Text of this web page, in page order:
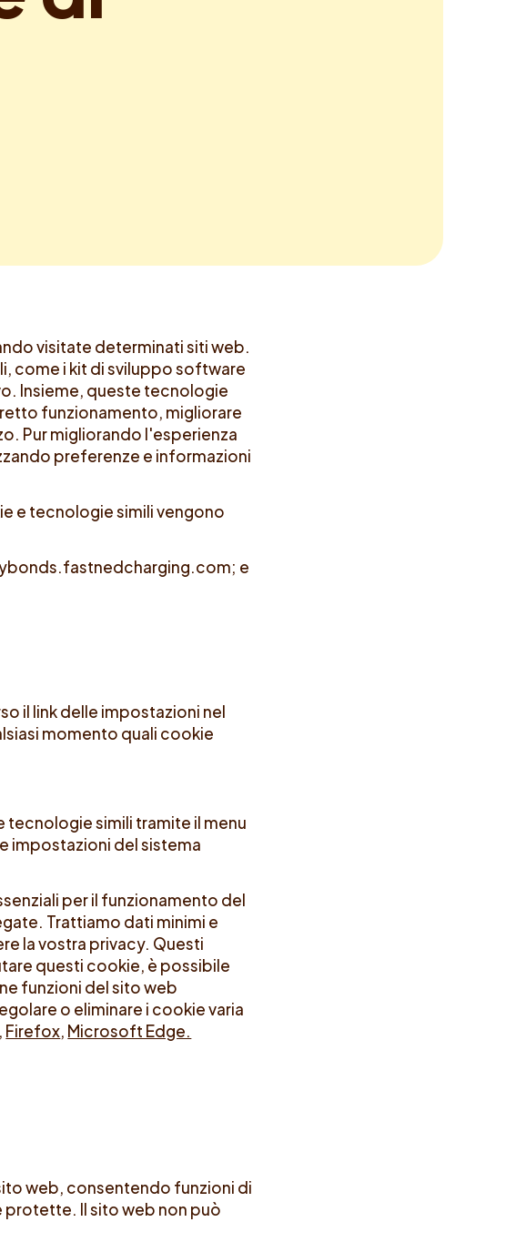
visitate determinati siti web.
come i kit di sviluppo software
Insieme, queste tecnologie
funzionamento, migliorare
Pur migliorando l'esperienza
preferenze e informazioni
e tecnologie simili vengono
e
il link delle impostazioni nel
momento quali cookie
simili tramite il menu
impostazioni del sistema
per il funzionamento del
Trattiamo dati minimi e
la vostra privacy. Questi
questi cookie, è possibile
funzioni del sito web
o eliminare i cookie varia
, Firefox, Microsoft Edge.
web, consentendo funzioni di
protette. Il sito web non può